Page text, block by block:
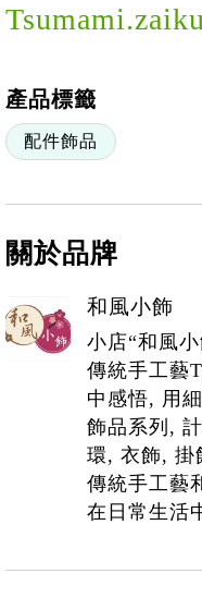
Tsumami.zaiku
產品標籤
配件飾品
關於品牌
和風小飾
小店“和風
傳統手工藝
中感悟, 用
飾品系列,
環, 衣飾, 掛
傳統手工藝
在日常生活